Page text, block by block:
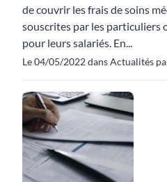
de couvrir les frais de soins
souscrites par les particuliers
pour leurs salariés. En...
Le 04/05/2022 dans Actualités